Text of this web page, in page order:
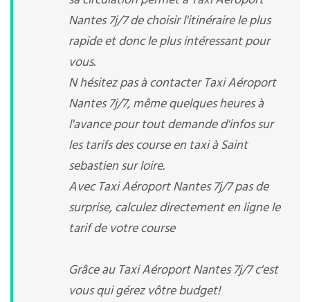
Nantes 7j/7 de choisir l'itinéraire le plus
rapide et donc le plus intéressant pour
vous.
N hésitez pas à contacter Taxi Aéroport
Nantes 7j/7, même quelques heures à
l'avance pour tout demande d'infos sur
les tarifs des course en taxi à Saint
sebastien sur loire.
Avec Taxi Aéroport Nantes 7j/7 pas de
surprise, calculez directement en ligne le
tarif de votre course
Grâce au Taxi Aéroport Nantes 7j/7 c'est
vous qui gérez vôtre budget!